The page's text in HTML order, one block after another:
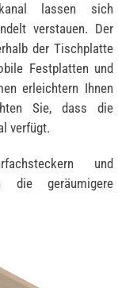
lassen sich
verstauen. Der
der Tischplatte
Festplatten und
erleichtern Ihnen
Sie, dass die
verfügt.
und
die geräumigere